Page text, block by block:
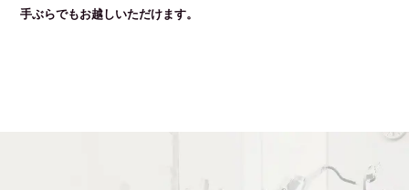
手ぶらでもお越しいただけます。